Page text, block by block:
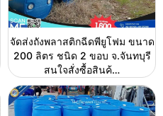
จัดส่งถังพลาสติกฉีดพียูโฟม ขนาด
200 ลิตร ชนิด 2 ขอบ จ.จันทบุรี
สนใจสั่งซื้อสินค้…